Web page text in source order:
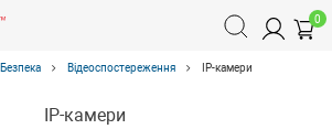
0
Безпека Відеоспостереження IP-камери
IP-камери